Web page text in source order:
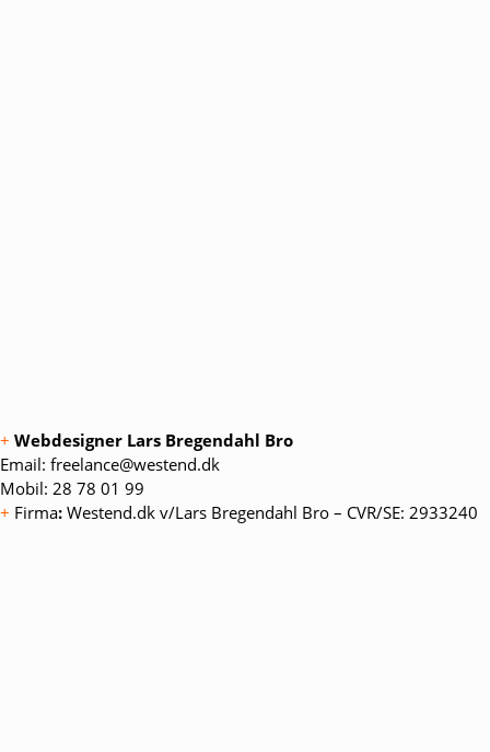
+ Webdesigner Lars Bregendahl Bro
Email: freelance@westend.dk
Mobil: 28 78 01 99
+ Firma: Westend.dk v/Lars Bregendahl Bro – CVR/SE: 2933240